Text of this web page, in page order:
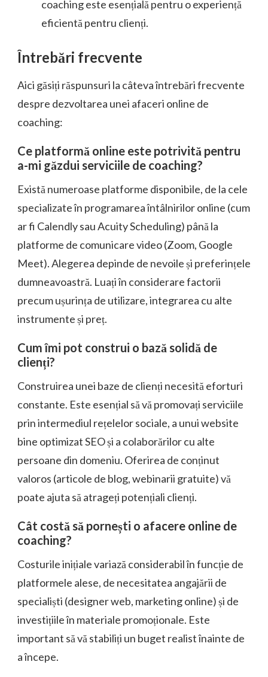
coaching este esențială pentru o experiență
eficientă pentru clienți.
Întrebări frecvente
Aici găsiți răspunsuri la câteva întrebări frecvente
despre dezvoltarea unei afaceri online de
coaching:
Ce platformă online este potrivită pentru
a-mi găzdui serviciile de coaching?
Există numeroase platforme disponibile, de la cele
specializate în programarea întâlnirilor online (cum
ar fi Calendly sau Acuity Scheduling) până la
platforme de comunicare video (Zoom, Google
Meet). Alegerea depinde de nevoile și preferințele
dumneavoastră. Luați în considerare factorii
precum ușurința de utilizare, integrarea cu alte
instrumente și preț.
Cum îmi pot construi o bază solidă de
clienți?
Construirea unei baze de clienți necesită eforturi
constante. Este esențial să vă promovați serviciile
prin intermediul rețelelor sociale, a unui website
bine optimizat SEO și a colaborărilor cu alte
persoane din domeniu. Oferirea de conținut
valoros (articole de blog, webinarii gratuite) vă
poate ajuta să atrageți potențiali clienți.
Cât costă să pornești o afacere online de
coaching?
Costurile inițiale variază considerabil în funcție de
platformele alese, de necesitatea angajării de
specialiști (designer web, marketing online) și de
investițiile în materiale promoționale. Este
important să vă stabiliți un buget realist înainte de
a începe.